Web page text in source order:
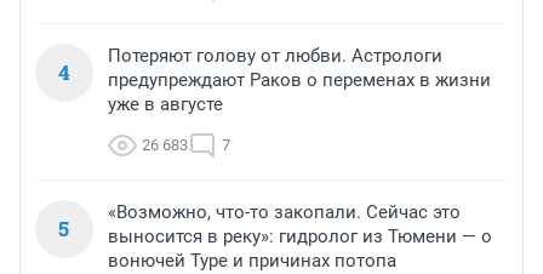
4
Потеряют голову от любви. Астрологи
предупреждают Раков о переменах в жизни
уже в августе
26 683 7
5
«Возможно, что-то закопали. Сейчас это
выносится в реку»: гидролог из Тюмени — о
вонючей Туре и причинах потопа